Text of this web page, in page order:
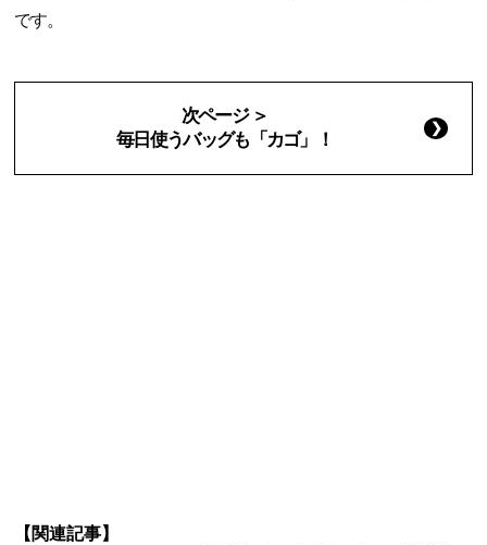
です。
次ページ ＞
毎日使うバッグも「カゴ」！
【関連記事】